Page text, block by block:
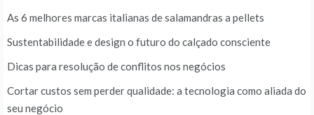
As 6 melhores marcas italianas de salamandras a pellets
Sustentabilidade e design o futuro do calçado consciente
Dicas para resolução de conflitos nos negócios
Cortar custos sem perder qualidade: a tecnologia como aliada do
seu negócio